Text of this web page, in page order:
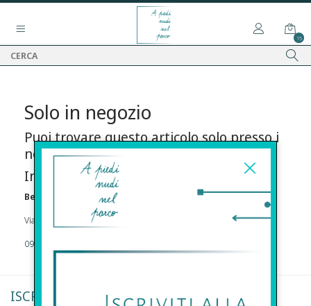
15
Solo in negozio
Puoi trovare questo articolo solo presso i
nostri punti vendita:
Info contatti
Before s.r.l.s.
Via Della Maestranza , 23 96100 Siracusa
09311962373
ISCRIVITI ALLA NEWSLETTER